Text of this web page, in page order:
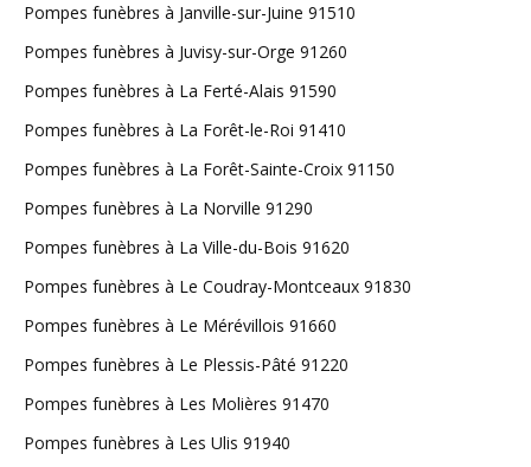
Pompes funèbres à Janville-sur-Juine 91510
Pompes funèbres à Juvisy-sur-Orge 91260
Pompes funèbres à La Ferté-Alais 91590
Pompes funèbres à La Forêt-le-Roi 91410
Pompes funèbres à La Forêt-Sainte-Croix 91150
Pompes funèbres à La Norville 91290
Pompes funèbres à La Ville-du-Bois 91620
Pompes funèbres à Le Coudray-Montceaux 91830
Pompes funèbres à Le Mérévillois 91660
Pompes funèbres à Le Plessis-Pâté 91220
Pompes funèbres à Les Molières 91470
Pompes funèbres à Les Ulis 91940